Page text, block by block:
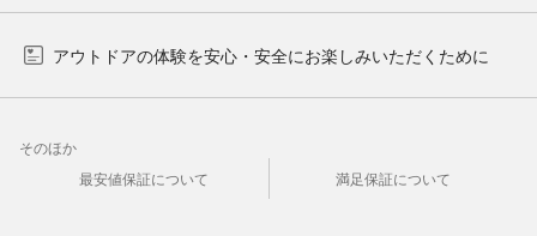
アウトドアの体験を安心・安全にお楽しみいただくために
そのほか
最安値保証について
満足保証について